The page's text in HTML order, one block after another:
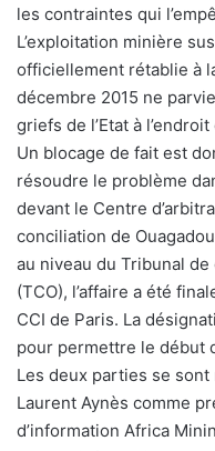
les contraintes qui
L’exploitation minière
officiellement rétablie à
décembre 2015 ne
griefs de l’Etat à
Un blocage de fait est
résoudre le problème
devant le Centre
conciliation de
au niveau du Tribunal
(TCO), l’affaire a été
CCI de Paris. La
pour permettre le début
Les deux parties se sont
Laurent Aynès comme
d’information Africa